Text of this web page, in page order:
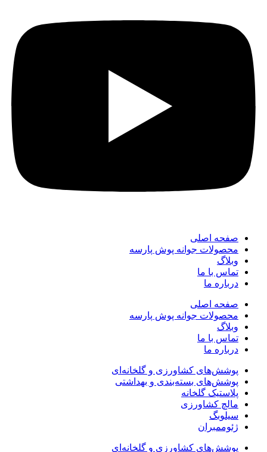
صفحه اصلی
محصولات جوانه پوش پارسه
وبلاگ
تماس با ما
درباره ما
صفحه اصلی
محصولات جوانه پوش پارسه
وبلاگ
تماس با ما
درباره ما
پوشش‌های کشاورزی و گلخانه‌ای
پوشش‌های بسته‌بندی و بهداشتی
پلاستیک گلخانه
مالچ کشاورزی
سیلوبگ
ژئوممبران
پوشش‌های کشاورزی و گلخانه‌ای